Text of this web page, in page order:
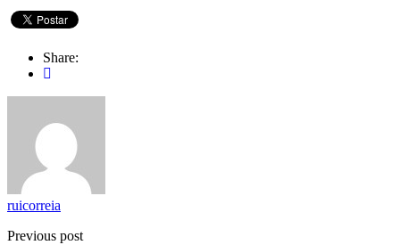
Share:
ruicorreia
Previous post